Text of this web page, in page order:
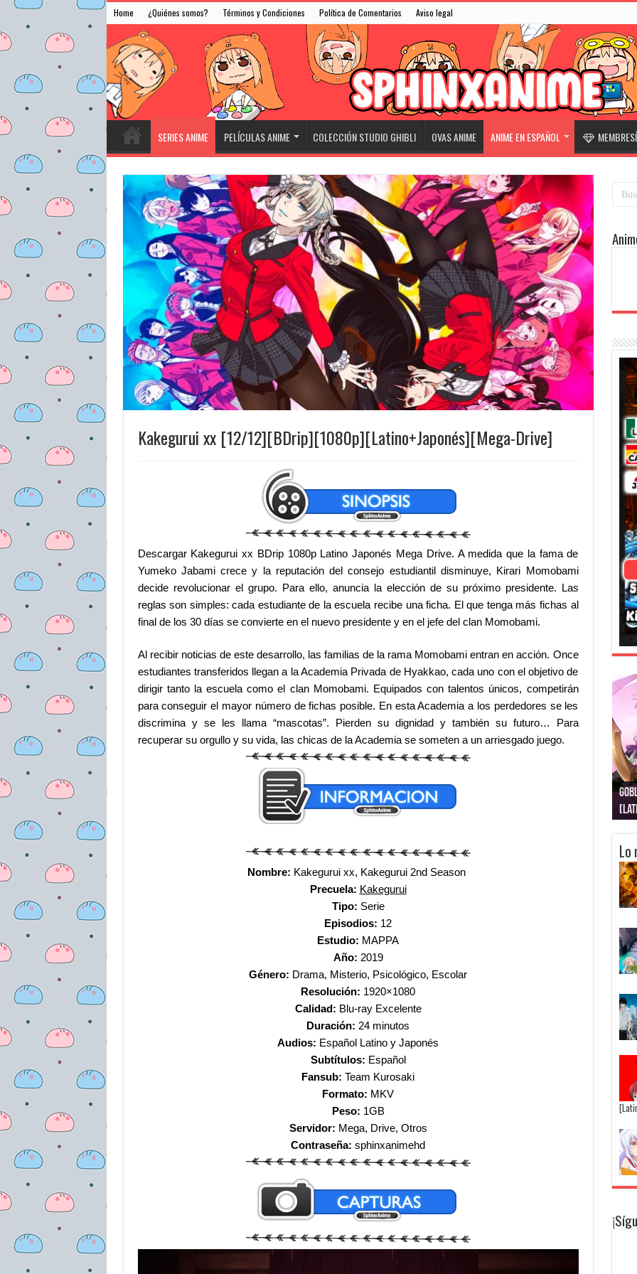
Home ¿Quiénes somos? Términos y Condiciones Política de Comentarios Aviso legal
SERIES ANIME PELÍCULAS ANIME COLECCIÓN STUDIO GHIBLI OVAS ANIME ANIME EN ESPAÑOL
Kakegurui xx [12/12][BDrip][1080p][Latino+Japonés][Mega-Drive]
Descargar Kakegurui xx BDrip 1080p Latino Japonés Mega Drive. A medida que la fama de
Yumeko Jabami crece y la reputación del consejo estudiantil disminuye, Kirari Momobami
decide revolucionar el grupo. Para ello, anuncia la elección de su próximo presidente. Las
reglas son simples: cada estudiante de la escuela recibe una ficha. El que tenga más fichas al
final de los 30 días se convierte en el nuevo presidente y en el jefe del clan Momobami.
Al recibir noticias de este desarrollo, las familias de la rama Momobami entran en acción. Once
estudiantes transferidos llegan a la Academia Privada de Hyakkao, cada uno con el objetivo de
dirigir tanto la escuela como el clan Momobami. Equipados con talentos únicos, competirán
para conseguir el mayor número de fichas posible. En esta Academia a los perdedores se les
discrimina y se les llama “mascotas”. Pierden su dignidad y también su futuro… Para
recuperar su orgullo y su vida, las chicas de la Academia se someten a un arriesgado juego.
Nombre: Kakegurui xx, Kakegurui 2nd Season
Precuela: Kakegurui
Tipo: Serie
Episodios: 12
Estudio: MAPPA
Año: 2019
Género: Drama, Misterio, Psicológico, Escolar
Resolución: 1920×1080
Calidad: Blu-ray Excelente
Duración: 24 minutos
Audios: Español Latino y Japonés
Subtítulos: Español
Fansub: Team Kurosaki
Formato: MKV
Peso: 1GB
Servidor: Mega, Drive, Otros
Contraseña: sphinxanimehd
Lo